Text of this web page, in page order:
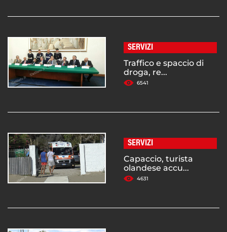
SERVIZI
Traffico e spaccio di
droga, re...
6541
SERVIZI
Capaccio, turista
olandese accu...
4631